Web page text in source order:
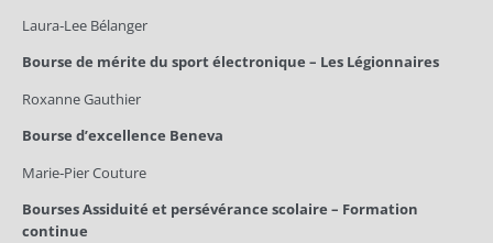
Laura‑Lee Bélanger
Bourse de mérite du sport électronique – Les Légionnaires
Roxanne Gauthier
Bourse d’excellence Beneva
Marie‑Pier Couture
Bourses Assiduité et persévérance scolaire – Formation
continue